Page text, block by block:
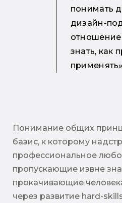
понимать
дизайн-
отношение
знать, как
Понимание общих
базис, к которому
профессиональное
пропускающие извне
прокачивающие
через развитие hard-